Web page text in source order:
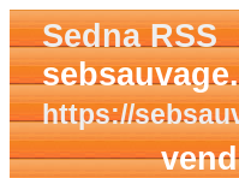
Sedna RSS
https://